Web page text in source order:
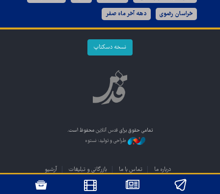
خراسان رضوی دهه آخر ماه صفر
نسخه دسکتاپ
تمامی حقوق برای قدس آنلاین محفوظ است.
طراحی و تولید: نستوه
درباره ما تماس با ما بازرگانی و تبلیغات آرشیو